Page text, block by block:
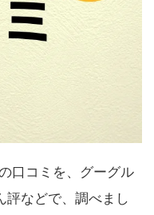
口コミを、グーグル
評などで、調べまし